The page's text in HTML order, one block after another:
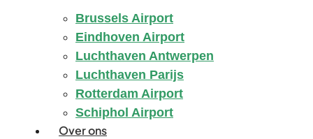
Brussels Airport
Eindhoven Airport
Luchthaven Antwerpen
Luchthaven Parijs
Rotterdam Airport
Schiphol Airport
Over ons